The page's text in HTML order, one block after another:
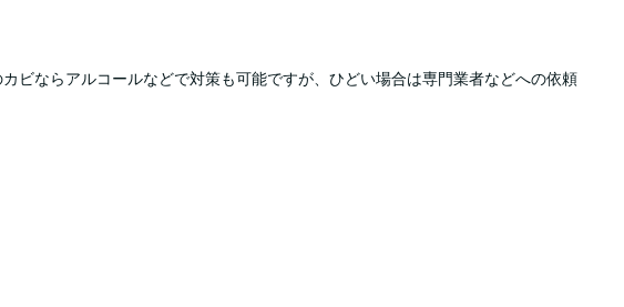
ビならアルコールなどで対策も可能ですが、ひどい場合は専門業者などへの依頼